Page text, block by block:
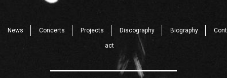
News Concerts Projects Discography Biography Cont
act